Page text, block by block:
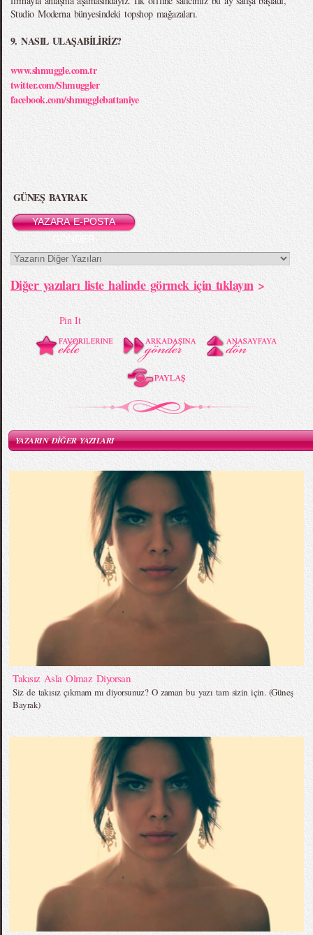
Studio Moderna bünyesindeki topshop mağazaları.
9. NASIL ULAŞABİLİRİZ?
www.shmuggle.com.tr
twitter.com/Shmuggler
facebook.com/shmugglebattaniye
GÜNEŞ BAYRAK
YAZARA E-POSTA
Diğer yazıları liste halinde görmek için tıklayın>
Pin It
YAZARIN DİĞER YAZILARI
Takısız Asla Olmaz Diyorsan
Siz de takısız çıkmam mı diyorsunuz? O zaman bu yazı tam sizin için. (Güneş
Bayrak)